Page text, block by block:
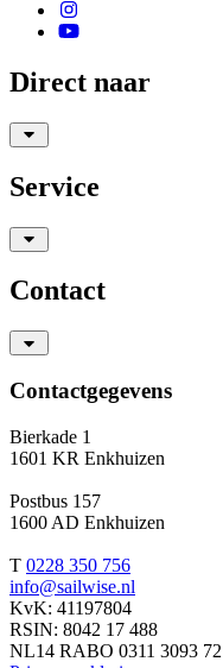
Direct naar
Service
Contact
Contactgegevens
Bierkade 1
1601 KR Enkhuizen
Postbus 157
1600 AD Enkhuizen
T 0228 350 756
info@sailwise.nl
KvK: 41197804
RSIN: 8042 17 488
NL14 RABO 0311 3093 72